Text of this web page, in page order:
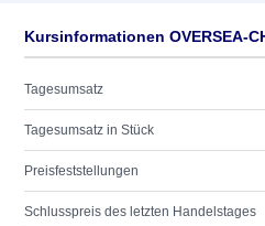
Kursinformationen OVERSEA-
Tagesumsatz
Tagesumsatz in Stück
Preisfeststellungen
Schlusspreis des letzten Handelstages